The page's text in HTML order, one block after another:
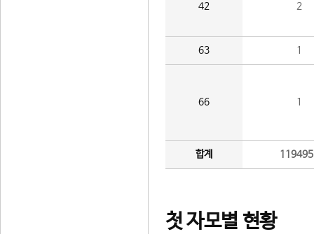
42 2
63 1
66 1
합계
첫 자모별 현황